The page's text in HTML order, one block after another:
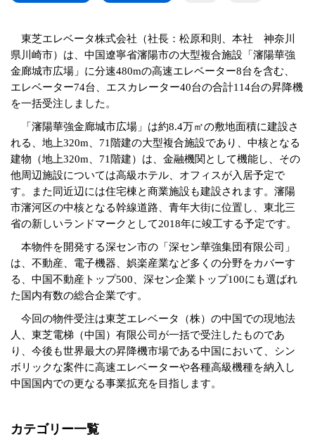
東芝エレベータ株式会社（社長：松原和則、本社 神奈川
県川崎市）は、中国遼寧省瀋陽市の大型複合施設「瀋陽華強
金廊城市広場」に分速480mの高速エレベーター8台を含む、
エレベーター74台、エスカレーター40台の合計114台の昇降機
を一括受注しました。
「瀋陽華強金廊城市広場」は約8.4万㎡の敷地面積に建設さ
れる、地上320m 71 階建の大型複合施設であり、中核となる
建物（地上320m 71 階建）は、金融機関として機能し、その
他周辺施設については高級ホテル、オフィスが入居予定で
す。また同近辺には住宅棟と商業施設も建設されます。瀋陽
市瀋河区の中核となる幹線道路、青年大街に位置し、東北三
省の新しいランドマークとして2018年に竣工する予定です。
本物件を開発する深セン市の「深セン華強集団有限公司」
は、不動産、電子機器、娯楽産業など多くの分野をカバーす
る、中国不動産トップ500 、深セン企業トップ100にも選ばれ
た国内有数の総合企業です。
今回の物件受注は東芝エレベータ（株）の中国での現地法
人、東芝電梯（中国）有限公司が一括で受注したものであ
り、今後も世界最大の昇降機市場である中国において、シン
ボリックな案件に高速エレベーターや各種高級機種を納入し
中国国内での更なる事業拡充を目指します。
カテゴリー一覧